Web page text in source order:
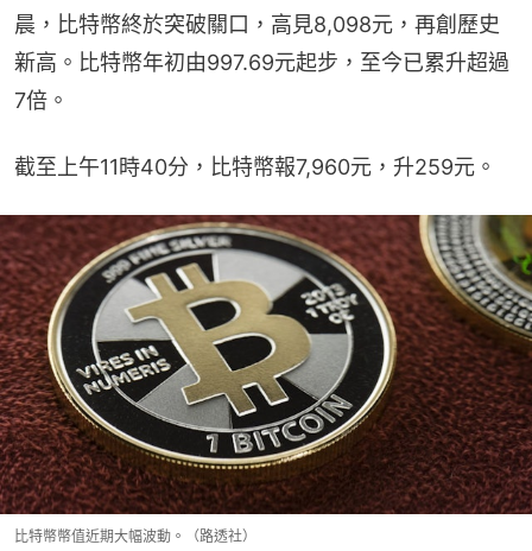
晨，比特幣終於突破關口，高見8,098元，再創歷史
新高。比特幣年初由997.69元起步，至今已累升超過
7倍。
截至上午11時40分，比特幣報7,960元，升259元。
比特幣幣值近期大幅波動。（路透社）